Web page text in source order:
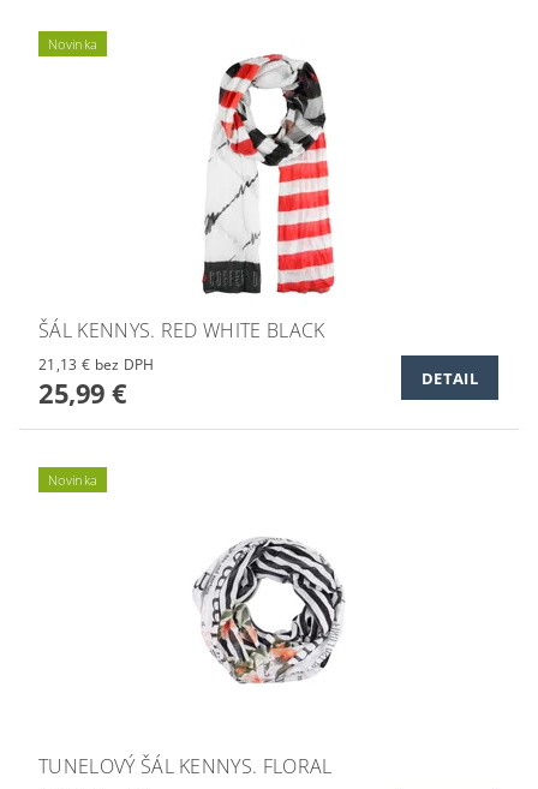
Novinka
ŠÁL KENNYS. RED WHITE BLACK
21,13 € bez DPH
25,99 € DETAIL
Novinka
TUNELOVÝ ŠÁL KENNYS. FLORAL